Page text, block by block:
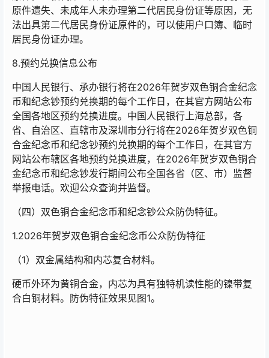
原件遗失、未成年人未办理第二代居民身份证等原因，无
法出具第二代居民身份证原件的，可以使用户口簿、临时
居民身份证办理。
8.预约兑换信息公布
中国人民银行、承办银行将在2026年贺岁双色铜合金纪念
币和纪念钞预约兑换期的每个工作日，在其官方网站公布
全国各地区预约兑换进度。中国人民银行上海总部，各
省、自治区、直辖市及深圳市分行将在2026年贺岁双色铜
合金纪念币和纪念钞预约兑换期的每个工作日，在其官方
网站公布辖区各地预约兑换进度，在2026年贺岁双色铜合
金纪念币和纪念钞发行期间公布全国各省（区、市）监督
举报电话。欢迎公众查询并监督。
（四）双色铜合金纪念币和纪念钞公众防伪特征。
1.2026年贺岁双色铜合金纪念币公众防伪特征
（1）双金属结构和内芯复合材料。
硬币外环为黄铜合金，内芯为具有独特机读性能的镍带复
合白铜材料。防伪特征效果见图1。